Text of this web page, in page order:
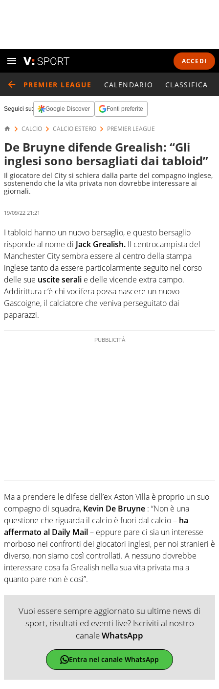
ACCEDI
PREMIER LEAGUE CALENDARIO CLASSIFICA
Seguici su: Google Discover Fonti preferite
CALCIO CALCIO ESTERO PREMIER LEAGUE
De Bruyne difende Grealish: “Gli
inglesi sono bersagliati dai tabloid”
Il giocatore del City si schiera dalla parte del compagno inglese,
sostenendo che la vita privata non dovrebbe interessare ai
giornali.
19/09/22 21:21
I tabloid hanno un nuovo bersaglio, e questo bersaglio
risponde al nome di Jack Grealish. Il centrocampista del
Manchester City sembra essere al centro della stampa
inglese tanto da essere particolarmente seguito nel corso
delle sue uscite serali e delle vicende extra campo.
Addirittura c’è chi vocifera possa nascere un nuovo
Gascoigne, il calciatore che veniva perseguitato dai
paparazzi.
Ma a prendere le difese dell’ex Aston Villa è proprio un suo
compagno di squadra, Kevin De Bruyne : “Non è una
questione che riguarda il calcio è fuori dal calcio – ha
affermato al Daily Mail– eppure pare ci sia un interesse
morboso nei confronti dei giocatori inglesi, per noi stranieri è
diverso, non siamo così controllati. A nessuno dovrebbe
interessare cosa fa Grealish nella sua vita privata ma a
quanto pare non è così”.
Vuoi essere sempre aggiornato su ultime news di
sport, risultati ed eventi live? Iscriviti al nostro
canaleWhatsApp
Entra nel canale WhatsApp